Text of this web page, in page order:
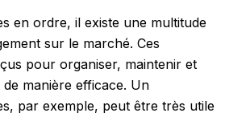
en ordre, il existe une multitude
sur le marché. Ces
pour organiser, maintenir et
manière efficace. Un
par exemple, peut être très utile